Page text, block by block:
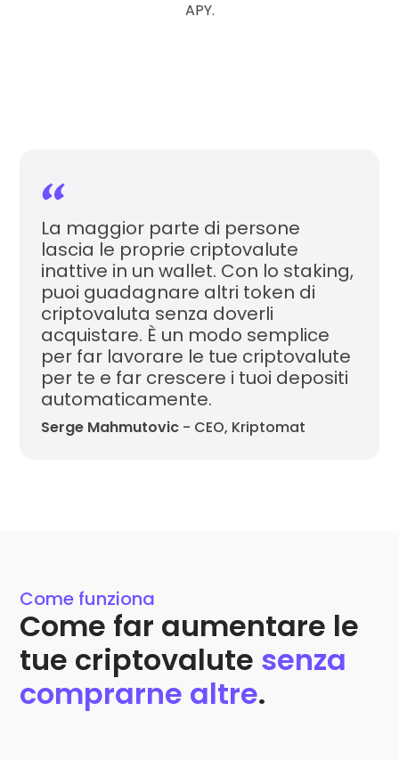
APY.
La maggior parte di persone
lascia le proprie criptovalute
inattive in un wallet. Con lo staking,
puoi guadagnare altri token di
criptovaluta senza doverli
acquistare. È un modo semplice
per far lavorare le tue criptovalute
per te e far crescere i tuoi depositi
automaticamente.
Serge Mahmutovic - CEO, Kriptomat
Come funziona
Come far aumentare le
tue criptovalute senza
comprarne altre.
Iscriviti alla lista di attesa
Iscriviti alla lista di attesa
Comprendo di poter annullare l’iscrizione in qualunque